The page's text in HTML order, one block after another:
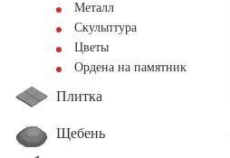
Металл
Скульптура
Цветы
Ордена на памятник
Плитка
Щебень